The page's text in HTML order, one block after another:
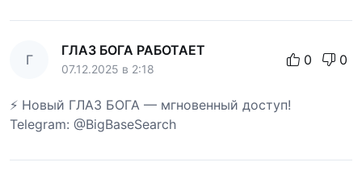
Г
ГЛАЗ БОГА РАБОТАЕТ
07.12.2025 в 2:18
0 0
⚡ Новый ГЛАЗ БОГА — мгновенный доступ!
Telegram: @BigBaseSearch